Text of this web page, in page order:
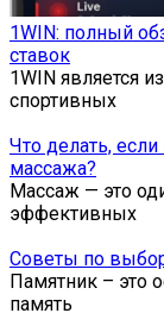
1WIN: полный
ставок
1WIN является
спортивных
Что делать,
массажа?
Массаж — это
эффективных
Советы по
Памятник – это
память